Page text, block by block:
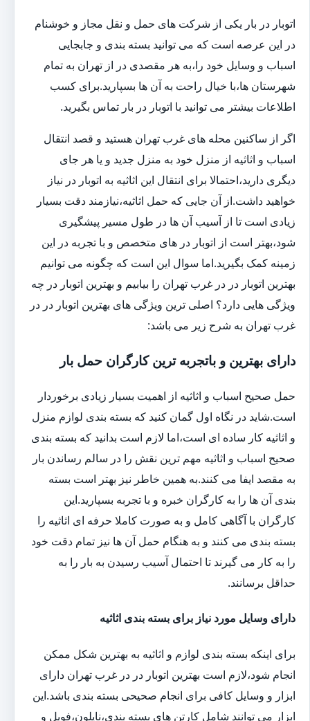
اتوبار در بار یکی از شرکت های حمل و نقل مجاز و خوشنام
در این عرصه است که می توانید بسته بندی و جابجایی
اسباب و وسایل خود را،به هر مقصدی در از تهران به تمام
شهرستان ها،با خیال راحت به آن ها بسپارید.برای کسب
اطلاعات بیشتر می توانید با اتوبار در بار تماس بگیرید.
اگر از ساکنین محله های غرب تهران هستید و قصد انتقال
اسباب و اثاثیه از منزل خود به منزل جدید و یا هر جای
دیگری دارید،احتمالا برای انتقال این اثاثیه به اتوبار در نیاز
خواهید داشت.از آن جایی که حمل اثاثیه،نیازمند دقت بسیار
زیادی است تا از آسیب آن ها در طول مسیر پیشگیری
شود،بهتر است از اتوبار در های متخصص و با تجربه در این
زمینه کمک بگیرید.اما سوال این است که چگونه می توانیم
بهترین اتوبار در در غرب تهران را بیابیم و بهترین اتوبار در چه
ویژگی هایی دارد؟ اصلی ترین ویژگی های بهترین اتوبار در در
غرب تهران به شرح زیر می باشد:
دارای بهترین و باتجربه ترین کارگران حمل بار
حمل صحیح اسباب و اثاثیه از اهمیت بسیار زیادی برخوردار
است.شاید در نگاه اول گمان کنید که بسته بندی لوازم منزل
و اثاثیه کار ساده ای است،اما لازم است بدانید که بسته بندی
صحیح اسباب و اثاثیه مهم ترین نقش را در سالم رساندن بار
به مقصد ایفا می کنند.به همین خاطر نیز بهتر است بسته
بندی آن ها را به کارگران خبره و با تجربه بسپارید.این
کارگران با آگاهی کامل و به صورت کاملا حرفه ای اثاثیه را
بسته بندی می کنند و به هنگام حمل آن ها نیز تمام دقت خود
را به کار می گیرند تا احتمال آسیب رسیدن به بار را به
حداقل برسانند.
دارای وسایل مورد نیاز برای بسته بندی اثاثیه
برای اینکه بسته بندی لوازم و اثاثیه به بهترین شکل ممکن
انجام شود،لازم است بهترین اتوبار در در غرب تهران دارای
ابزار و وسایل کافی برای انجام صحیحی بسته بندی باشد.این
ابزار می توانند شامل کارتن های بسته بندی،نایلون،فویل و